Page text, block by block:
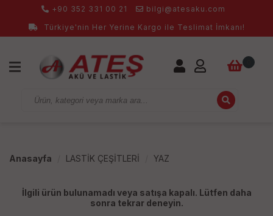
+90 352 331 00 21
bilgi@atesaku.com
Türkiye'nin Her Yerine Kargo ile Teslimat İmkanı!
Anasayfa LASTİK ÇEŞİTLERİ YAZ
İlgili ürün bulunamadı veya satışa kapalı. Lütfen daha
sonra tekrar deneyin.